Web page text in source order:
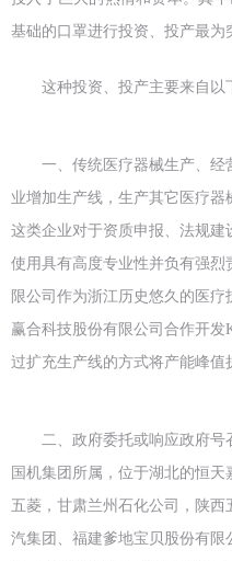
基础的口罩进行投资、投产最为
这种投资、投产主要来自以
一、传统医疗器械生产、经
业增加生产线，生产其它医疗器
这类企业对于资质申报、法规建
使用具有高度专业性并负有强
限公司作为浙江历史悠久的医
赢合科技股份有限公司合作开发
过扩充生产线的方式将产能峰值
二、政府委托或响应政府
国机集团所属，位于湖北的恒
五菱，甘肃兰州石化公司，陕
汽集团、福建爹地宝贝股份有限